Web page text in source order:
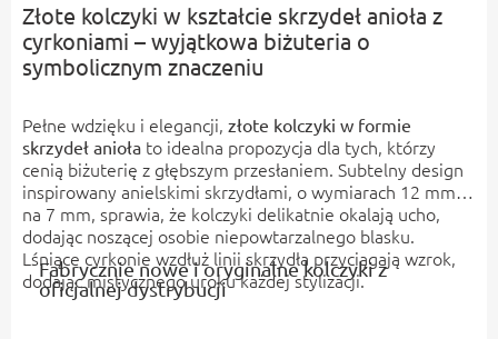
Złote kolczyki w kształcie skrzydeł anioła z
cyrkoniami – wyjątkowa biżuteria o
symbolicznym znaczeniu
Pełne wdzięku i elegancji, złote kolczyki w formie
skrzydeł aniołato idealna propozycja dla tych, którzy
cenią biżuterię z głębszym przesłaniem. Subtelny design
inspirowany anielskimi skrzydłami, o wymiarach 12 mm
na 7 mm, sprawia, że kolczyki delikatnie okalają ucho,
dodając noszącej osobie niepowtarzalnego blasku.
Lśniące cyrkonie wzdłuż linii skrzydła przyciągają wzrok,
dodając mistycznego uroku każdej stylizacji.
Fabrycznie nowe i oryginalne kolczyki z
oficjalnej dystrybucji